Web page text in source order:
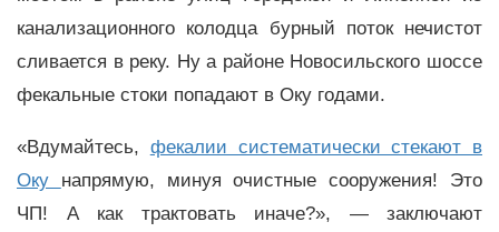
канализационного колодца бурный поток нечистот
сливается в реку. Ну а районе Новосильского шоссе
фекальные стоки попадают в Оку годами.
«Вдумайтесь, фекалии систематически стекают в
Оку напрямую, минуя очистные сооружения! Это
ЧП! А как трактовать иначе?», — заключают